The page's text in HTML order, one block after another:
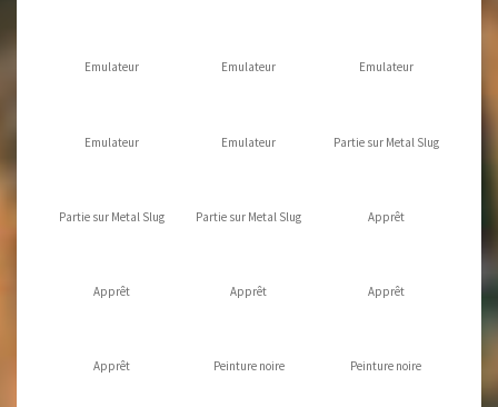
Emulateur Emulateur Emulateur
Emulateur Emulateur Partie sur Metal Slug
Partie sur Metal Slug Partie sur Metal Slug Apprêt
Apprêt Apprêt Apprêt
Apprêt Peinture noire Peinture noire